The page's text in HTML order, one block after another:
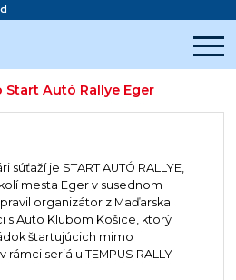
Autó Rallye Eger
je START AUTÓ RALLYE,
mesta Eger v susednom
organizátor z Maďarska
s Auto Klubom Košice, ktorý
štartujúcich mimo
seriálu TEMPUS RALLY